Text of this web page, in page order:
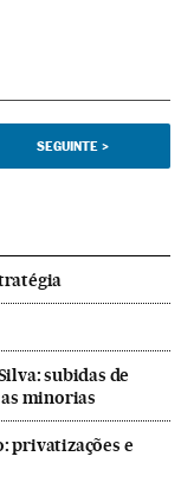
SEGUINTE >
subidas de
minorias
privatizações e